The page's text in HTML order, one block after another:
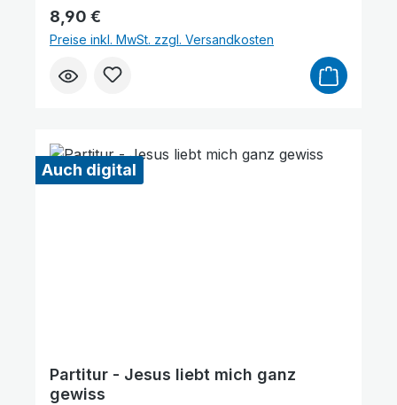
Mandola / Mandoloncello / Gitarre /
Kontrabass Lieferumfang: Partitur und
Stimmenauszüge, Stimmenauszüge dürfen
als Kopiervorlage verwendet werden. Die
Lieferzeit beträgt ca. 7 Werktage, da dieser
Regulärer Preis:
8,90 €
Preise inkl. MwSt. zzgl. Versandkosten
Auch digital
Partitur - Jesus liebt mich ganz
gewiss